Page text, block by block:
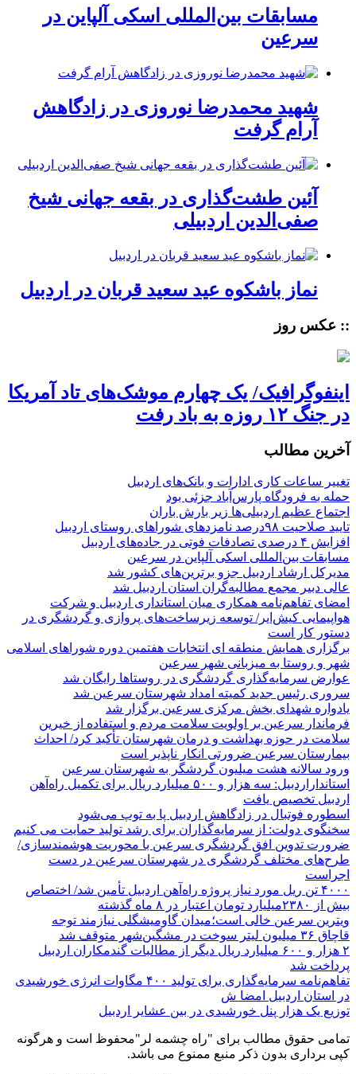
مسابقات بین‌المللی اسکی آلپاین در
سرعین
شهید محمدرضا نوروزی در زادگاهش
آرام گرفت
آئین طشت‌گذاری در بقعه جهانی شیخ
صفی‌الدین اردبیلی
نماز باشکوه عید سعید قربان در اردبیل
:: عکس روز
اینفوگرافیک/ یک چهارم موشک‌های تاد آمریکا
در جنگ ۱۲ روزه به باد رفت
آخرین مطالب
تغییر ساعات کاری ادارات و بانک‌های اردبیل
حمله به فرودگاه پارس‌‌آباد جزئی بود
اجتماع عظیم اردبیلی‌ها زیر بارش باران
تایید صلاحیت ۹۸درصد نامزدهای شوراهای روستای اردبیل
افزایش ۴ درصدی تصادفات فوتی در جاده‌های اردبیل
مسابقات بین‌المللی اسکی آلپاین در سرعین
مدیرکل ارشاد اردبیل جزو برترین‌های کشور شد
عالی دبیر مجمع مطالبه‌گران استان اردبیل شد
امضای تفاهم‌نامه همکاری میان استانداری اردبیل و شرکت
هواپیمایی کیش‌ایر/ توسعه زیرساخت‌های پروازی و گردشگری در
دستور کار است
برگزاری همایش منطقه ای انتخابات هفتمین دوره شوراهای اسلامی
شهر و روستا به میزبانی شهر سرعین
عوارض سرمایه‌گذاری گردشگری در روستاها رایگان شد
سروری رئیس جدید کمیته امداد شهرستان سرعین شد
یادواره شهدای بخش مرکزی سرعین برگزار شد
فرماندار سرعین بر اولویت سلامت مردم و استفاده از خیرین
سلامت در حوزه بهداشت و درمان شهرستان تأکید کرد/ احداث
بیمارستان سرعین ضرورتی انکار ناپذیر است
ورود سالانه هشت میلیون گردشگر به شهرستان سرعین
استانداراردبیل: سه هزار و ۵۰۰ میلیارد ریال برای تکمیل راه‌آهن
اردبیل تخصیص یافت
اسطوره فوتبال در زادگاهش اردبیل پا به توپ می‌شود
سخنگوی دولت: از سرمایه‌گذاران برای رشد تولید حمایت می کنیم
ضرورت تدوین افق گردشگری سرعین با محوریت هوشمندسازی/
طرح‌های مختلف گردشگری در شهرستان سرعین در دست
اجراست
۴۰۰۰ تن ریل مورد نیاز پروژه راه‌آهن اردبیل تأمین شد/ اختصاص
بیش از ۲۳۸۰میلیارد تومان اعتبار در ۸ ماه گذشته
ویترین سرعین خالی است؛میدان گاومیشگلی نیازمند توجه
قاچاق ۳۶ میلیون لیتر سوخت در مشگین‌شهر متوقف شد
۲ هزار و ۶۰۰‌ میلیارد ریال دیگر از مطالبات گندمکاران اردبیل
پرداخت شد
تفاهم‌نامه سرمایه‌گذاری برای تولید ۴۰۰ مگاوات انرژی خورشیدی
در استان اردبیل امضا ش
توزیع یک هزار پنل خورشیدی در بین عشایر اردبیل
تمامی حقوق مطالب برای "راه چشمه لر"محفوظ است و هرگونه
کپی برداری بدون ذکر منبع ممنوع می باشد.